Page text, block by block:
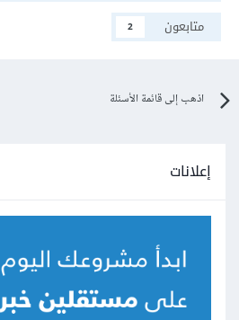
متابعون
2
اذهب إلى قائمة الأسئلة
إعلانات